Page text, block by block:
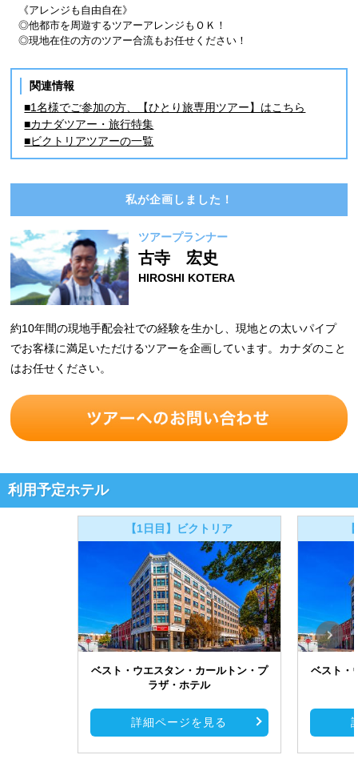
《アレンジも自由自在》
◎他都市を周遊するツアーアレンジもＯＫ！
◎現地在住の方のツアー合流もお任せください！
関連情報
■1名様でご参加の方、【ひとり旅専用ツアー】はこちら
■カナダツアー・旅行特集
■ビクトリアツアーの一覧
私が企画しました！
ツアープランナー
古寺 宏史
HIROSHI KOTERA
約10年間の現地手配会社での経験を生かし、現地との太いパイプ
でお客様に満足いただけるツアーを企画しています。カナダのこと
はお任せください。
利用予定ホテル
【1日目】ビクトリア
ベスト・ウエスタン・カールトン・プ
ラザ・ホテル
詳細ページを見る
ベスト・